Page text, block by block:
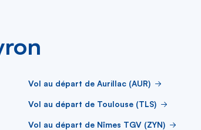
Vol au départ de Aurillac (AUR)
Vol au départ de Toulouse (TLS)
Vol au départ de Nîmes TGV (ZYN)